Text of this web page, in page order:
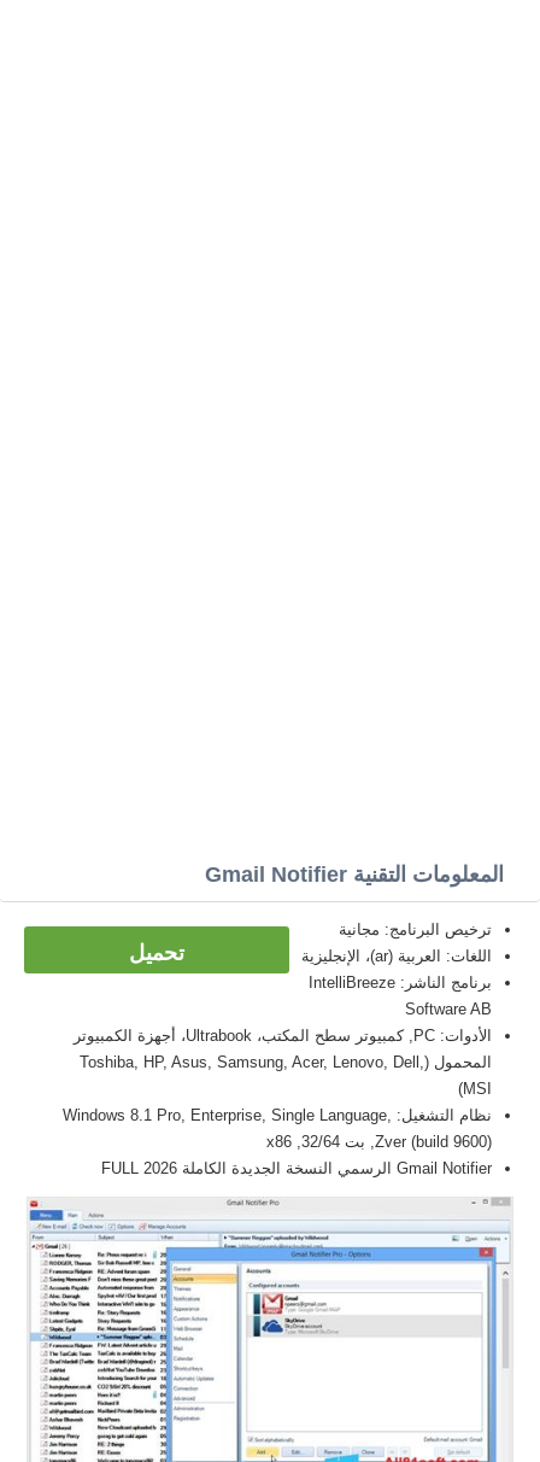
المعلومات التقنية Gmail Notifier
تحميل
ترخيص البرنامج: مجانية
اللغات: العربية (ar)، الإنجليزية
برنامج الناشر: IntelliBreeze
Software AB
الأدوات: PC, كمبيوتر سطح المكتب، Ultrabook، أجهزة الكمبيوتر
المحمول (Toshiba, HP, Asus, Samsung, Acer, Lenovo, Dell,
MSI)
نظام التشغيل: Windows 8.1 Pro, Enterprise, Single Language,
Zver (build 9600), بت 32/64, x86
Gmail Notifier الرسمي النسخة الجديدة الكاملة FULL 2026